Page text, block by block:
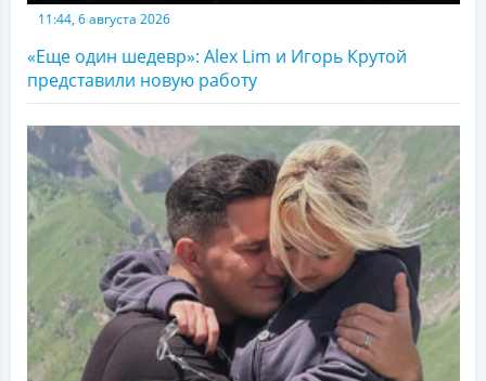
11:44, 6 августа 2026
«Еще один шедевр»: Alex Lim и Игорь Крутой
представили новую работу